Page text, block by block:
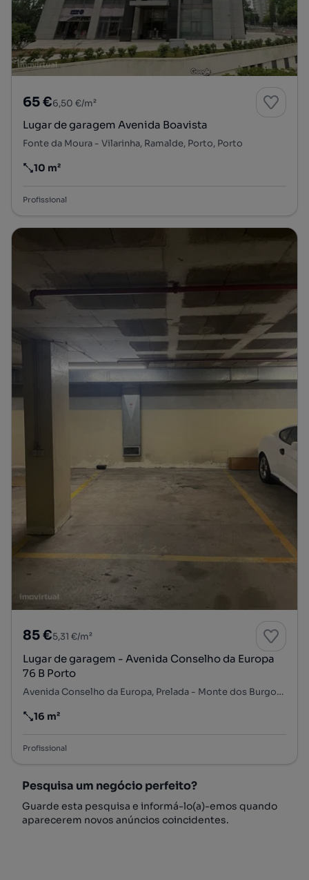
65 €6,50 €/m²
Lugar de garagem Avenida Boavista
Fonte da Moura - Vilarinha, Ramalde, Porto, Porto
Preço por metro quadrado
10 m²
Profissional
85 €5,31 €/m²
Lugar de garagem - Avenida Conselho da Europa
76 B Porto
Avenida Conselho da Europa, Prelada - Monte dos Burgos, Ramalde, Porto, Porto
Preço por metro quadrado
16 m²
Profissional
Pesquisa um negócio perfeito?
Guarde esta pesquisa e informá-lo(a)-emos quando
aparecerem novos anúncios coincidentes.